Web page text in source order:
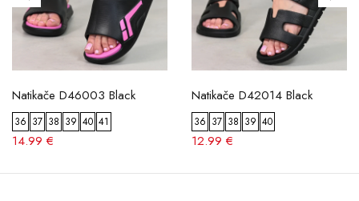
Natikače D46003 Black
36 37 38 39 40 41
14.99 €
Natikače D42014 Black
36 37 38 39 40
12.99 €